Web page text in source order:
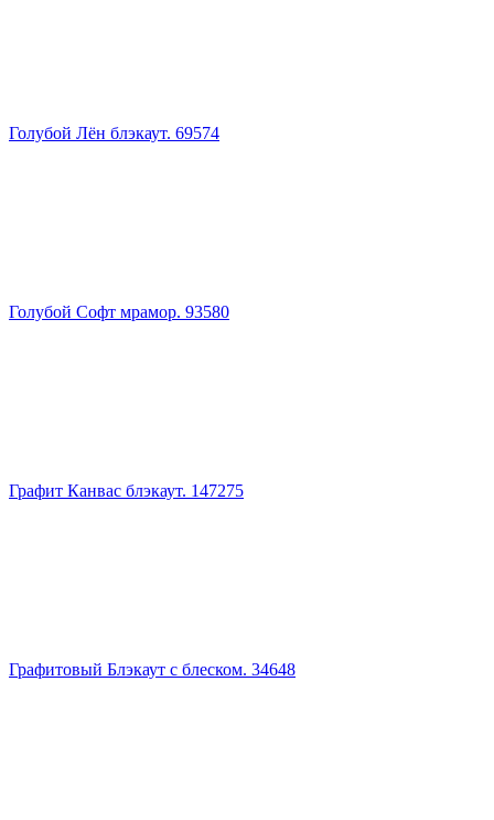
Голубой Лён блэкаут. 69574
Голубой Софт мрамор. 93580
Графит Канвас блэкаут. 147275
Графитовый Блэкаут с блеском. 34648